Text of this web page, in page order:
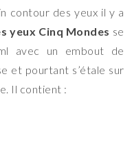
contour des yeux il y a
yeux Cinq Mondes se
avec un embout de
et pourtant s’étale sur
Il contient :